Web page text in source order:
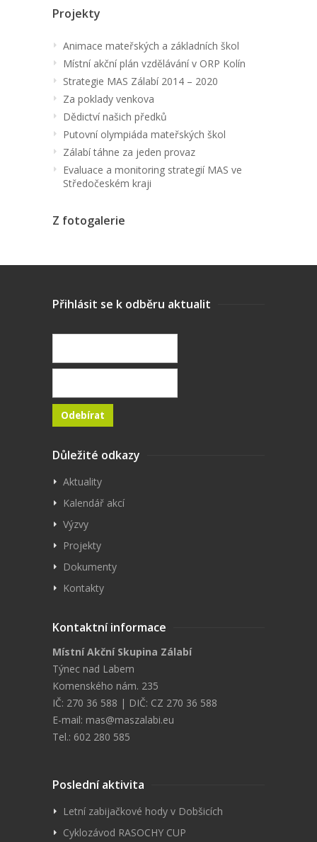
Projekty
Animace mateřských a základních škol
Místní akční plán vzdělávání v ORP Kolín
Strategie MAS Zálabí 2014 – 2020
Za poklady venkova
Dědictví našich předků
Putovní olympiáda mateřských škol
Zálabí táhne za jeden provaz
Evaluace a monitoring strategií MAS ve
Středočeském kraji
Z fotogalerie
Přihlásit se k odběru aktualit
Důležité odkazy
Aktuality
Kalendář akcí
Výzvy
Projekty
Dokumenty
Kontakty
Kontaktní informace
Místní Akční Skupina Zálabí
Týnec nad Labem
Komenského nám. 235
IČ: 270 36 588 | DIČ: CZ 270 36 588
E-mail: mas@maszalabi.eu
Tel.: 602 280 585
Poslední aktivita
Letní zabijačkové hody v Dobšicích
Cyklozávod RASOCHY CUP